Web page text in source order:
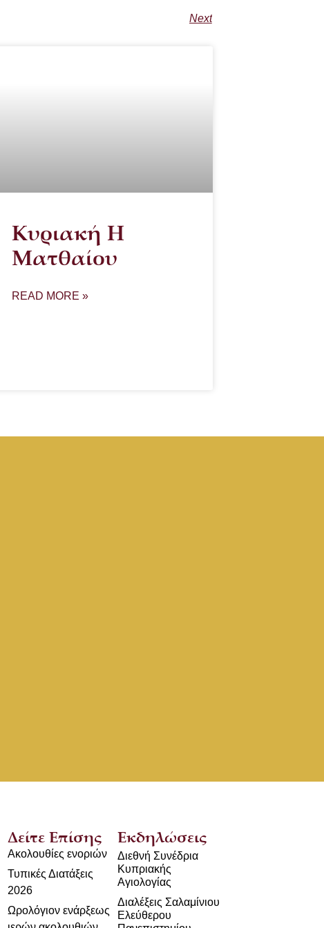
Next
Κυριακή Η
Ματθαίου
READ MORE »
Δείτε Επίσης
Ακολουθίες ενοριών
Τυπικές Διατάξεις
2026
Ωρολόγιον ενάρξεως
Εκδηλώσεις
Διεθνή Συνέδρια
Κυπριακής
Αγιολογίας
Διαλέξεις Σαλαμίνιου
Ελεύθερου